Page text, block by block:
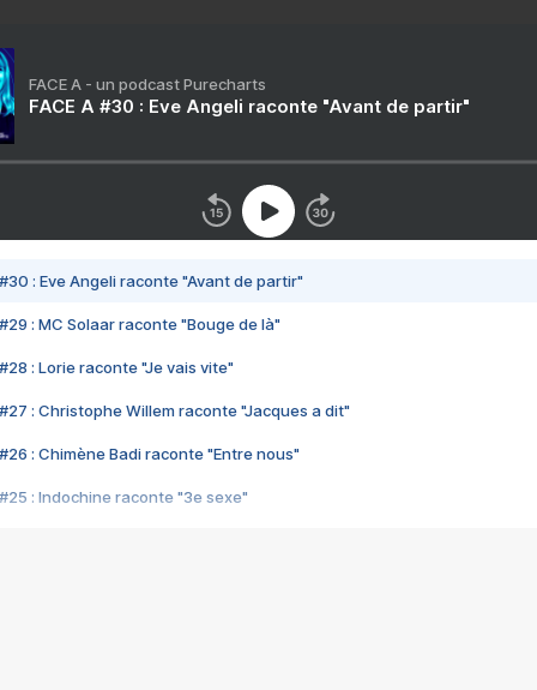
FACE A - un podcast Purecharts
FACE A #30 : Eve Angeli raconte "Avant de partir"
#30 : Eve Angeli raconte "Avant de partir"
#29 : MC Solaar raconte "Bouge de là"
#28 : Lorie raconte "Je vais vite"
#27 : Christophe Willem raconte "Jacques a dit"
#26 : Chimène Badi raconte "Entre nous"
#25 : Indochine raconte "3e sexe"